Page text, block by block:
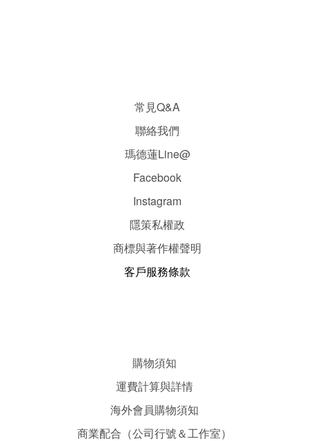
常見Q&A
聯絡我們
瑪德蓮Line@
Facebook
Instagram
隱策私權政
商標與著作權聲明
客戶服務條款
購物須知
運費計算與詳情
海外會員購物須知
商業配合（公司行號＆工作室）